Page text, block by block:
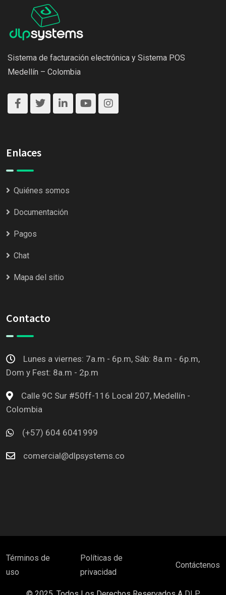
Sistema de facturación electrónica y Sistema POS
Medellín – Colombia
Enlaces
Quiénes somos
Documentación
Pagos
Chat
Mapa del sitio
Contacto
Lunes a viernes: 7a.m - 6p.m, Sáb: 8a.m - 6p.m,
Dom y Fest: 8a.m - 2p.m
Calle 9C Sur #50ff-116 Local 207, Medellín -
Colombia
(+57) 604 6041999
comercial@dlpsystems.co
Términos de
uso
Políticas de
privacidad
Contáctenos